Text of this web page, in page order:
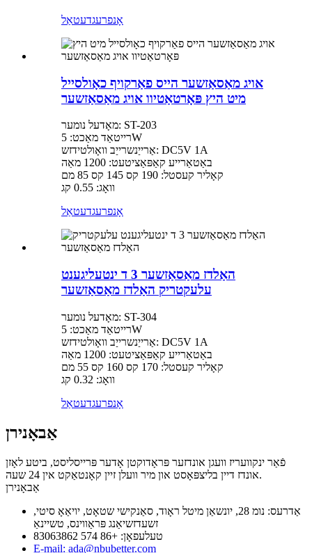
אָנפרעגדעטאַל
אויג מאַסאַזשער הייס פאַרקויף כאָולסייל
מיט היץ פּאָרטאַטיוו אויג מאַסאַזשער
מאָדעל נומער: ST-203
רייטאַד מאַכט: 5W
אַרייַנשרייַב וואָולטידזש: DC5V 1A
באַטאַרייע קאַפּאַציטעט: 1200 מאַה
קאָליר קעסטל: 190 קס 145 קס 85 מם
וואָג: 0.55 קג
אָנפרעגדעטאַל
האַלדז מאַסאַזשער 3 ד ינטעליגענט
עלעקטריק האַלדז מאַסאַזשער
מאָדעל נומער: ST-304
רייטאַד מאַכט: 5W
אַרייַנשרייַב וואָולטידזש: DC5V 1A
באַטאַרייע קאַפּאַציטעט: 1200 מאַה
קאָליר קעסטל: 170 קס 160 קס 55 מם
וואָג: 0.32 קג
אָנפרעגדעטאַל
אַבאָנירן
פֿאַר ינקוועריז וועגן אונדזער פּראָדוקטן אָדער פּרייסליסט, ביטע לאָזן
אונדז דיין בליצפּאָסט און מיר וועלן זיין קאָנטאַקט אין 24 שעה.
אַבאָנירן
אַדרעס: נומ 28, יונשאַן מיטל ראָוד, סאַנקישי שטאָט, יויאַאָ סיטי,
זשעדזשיאַנג פּראַווינס, טשיינאַ
טעלעפאָן: +86 574 83063862
E-mail: ada@nbubetter.com